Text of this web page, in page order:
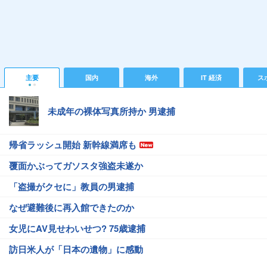
主要 国内 海外 IT 経済 ス
未成年の裸体写真所持か 男逮捕
帰省ラッシュ開始 新幹線満席も
覆面かぶってガソスタ強盗未遂か
「盗撮がクセに」教員の男逮捕
なぜ避難後に再入館できたのか
女児にAV見せわいせつ? 75歳逮捕
訪日米人が「日本の遺物」に感動